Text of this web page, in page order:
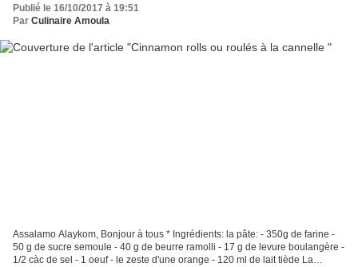
Publié le 16/10/2017 à 19:51
Par Culinaire Amoula
Assalamo Alaykom, Bonjour à tous * Ingrédients: la pâte: - 350g de farine -
50 g de sucre semoule - 40 g de beurre ramolli - 17 g de levure boulangère -
1/2 càc de sel - 1 oeuf - le zeste d'une orange - 120 ml de lait tiède La